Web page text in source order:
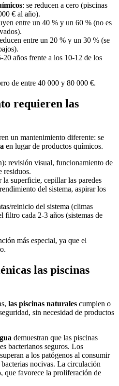
: se reducen a cero (piscinas
€ al año).
entre un 40 % y un 60 % (no es
entre un 20 % y un 30 % (se
20 años frente a los 10-12 de los
de entre 40 000 y 80 000 €.
requieren las
un mantenimiento diferente: se
en lugar de productos químicos.
revisión visual, funcionamiento de
residuos.
la superficie, cepillar las paredes
del sistema, aspirar los
reinicio del sistema (climas
filtro cada 2-3 años (sistemas de
más especial, ya que el
las piscinas
las piscinas naturales cumplen o
sin necesidad de productos
demuestran que las piscinas
bacterianos seguros. Los
a los patógenos al consumir
nocivas. La circulación
que favorece la proliferación de